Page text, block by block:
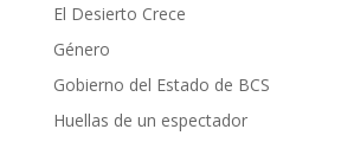
El Desierto Crece
Género
Gobierno del Estado de BCS
Huellas de un espectador